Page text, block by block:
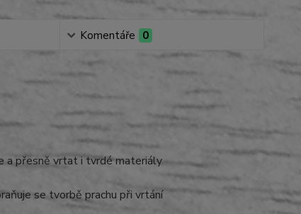
Komentáře 0
a přesně vrtat i tvrdé materiály
se tvorbě prachu při vrtání